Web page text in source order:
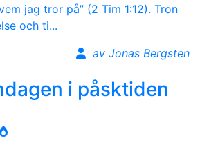
jag tror på” (2 Tim 1:12). Tron
och ti...
av Jonas Bergsten
i påsktiden